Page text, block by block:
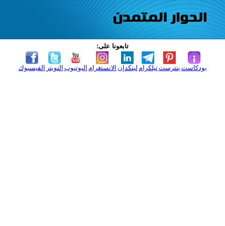
تابعونا على:
الفيسبوك التويتر اليوتيوب الانستغرام لينكدإن تيلكرامبنترست بودكاست